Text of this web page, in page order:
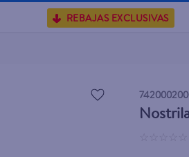
REBAJAS EXCLUSIVAS